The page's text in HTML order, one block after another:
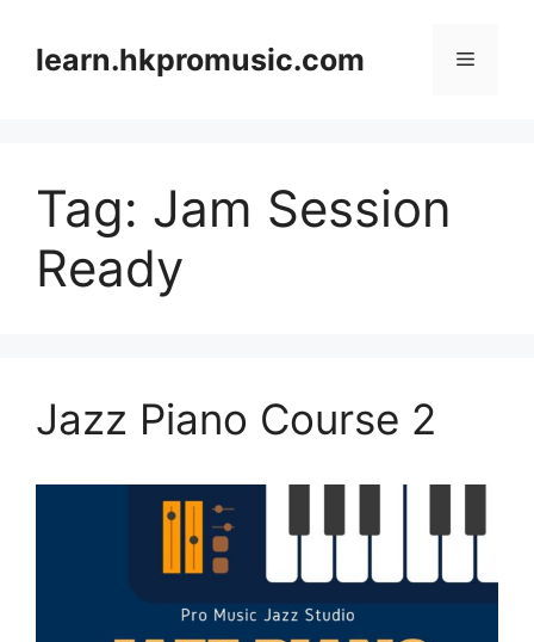
learn.hkpromusic.com 選
Tag: Jam Session
Ready
Jazz Piano Course 2